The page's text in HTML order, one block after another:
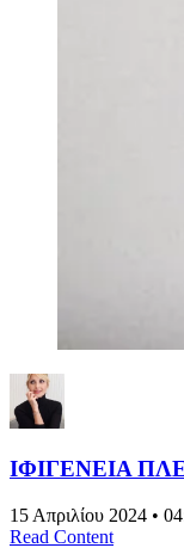
ΙΦΙΓΕΝΕΙΑ
15 Απριλίου 2024 •
Read Content